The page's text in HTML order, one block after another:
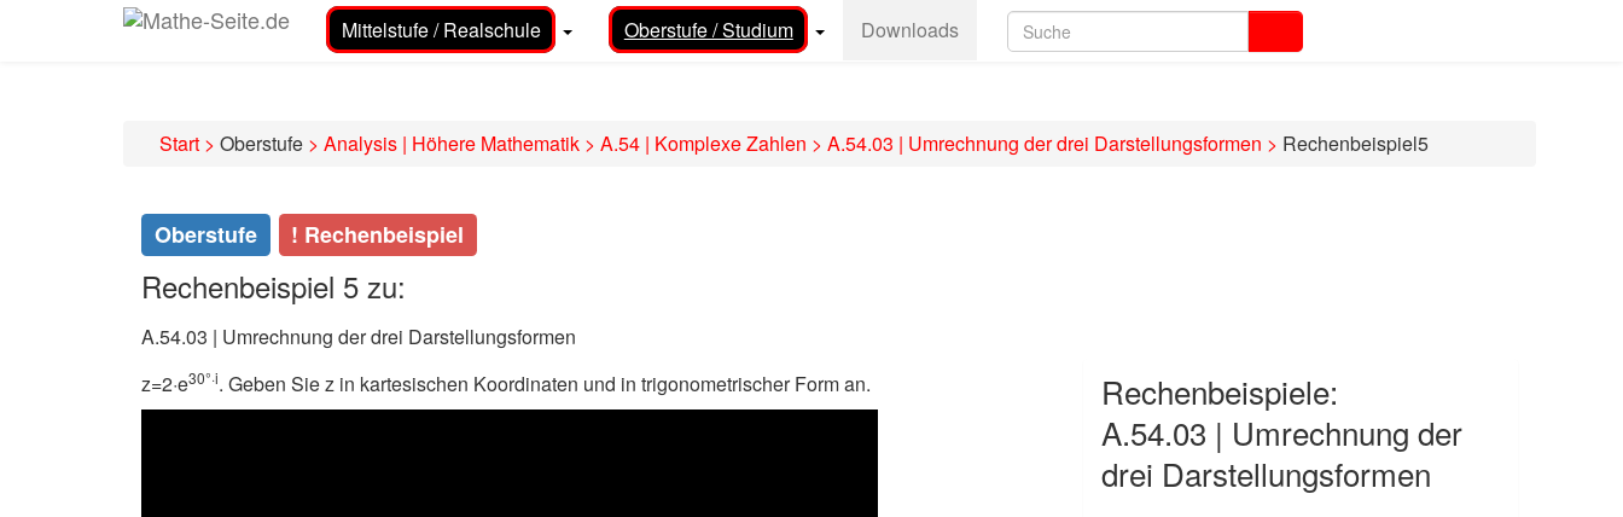
Mittelstufe / Realschule Oberstufe / Studium Downloads
Start > Oberstufe > Analysis | Höhere Mathematik > A.54 | Komplexe Zahlen > A.54.03 | Umrechnung der drei Darstellungsformen > Rechenbeispiel5
Oberstufe ! Rechenbeispiel
Rechenbeispiel 5 zu:
A.54.03 | Umrechnung der drei Darstellungsformen
z=2·e30°·i. Geben Sie z in kartesischen Koordinaten und in trigonometrischer Form an.
Rechenbeispiele:
A.54.03 | Umrechnung der
drei Darstellungsformen